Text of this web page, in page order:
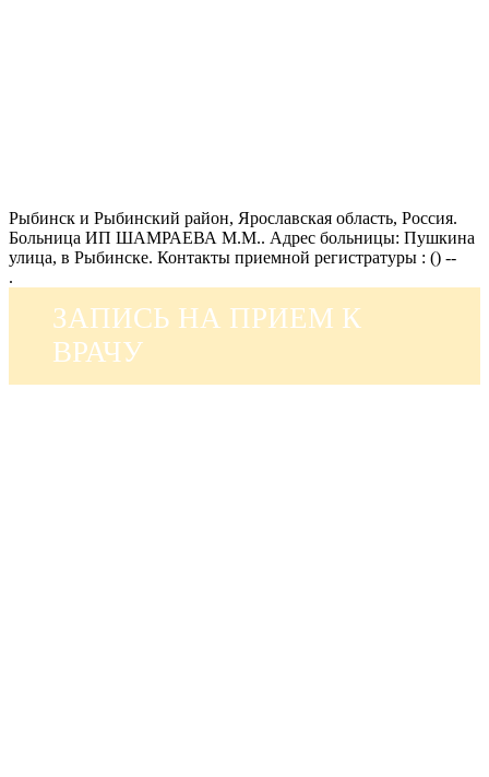
Рыбинск и Рыбинский район, Ярославская область, Россия.
Больница ИП ШАМРАЕВА М.М.. Адрес больницы: Пушкина
улица, в Рыбинске. Контакты приемной регистратуры : () --
.
ЗАПИСЬ НА ПРИЕМ К
ВРАЧУ